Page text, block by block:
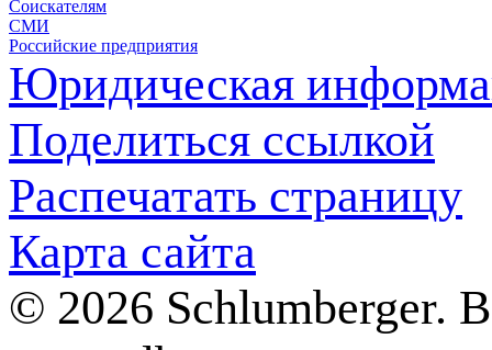
Соискателям
СМИ
Российские предприятия
Юридическая
Поделиться ссылкой
Распечатать страницу
Карта сайта
© 2026 Schlumberger.